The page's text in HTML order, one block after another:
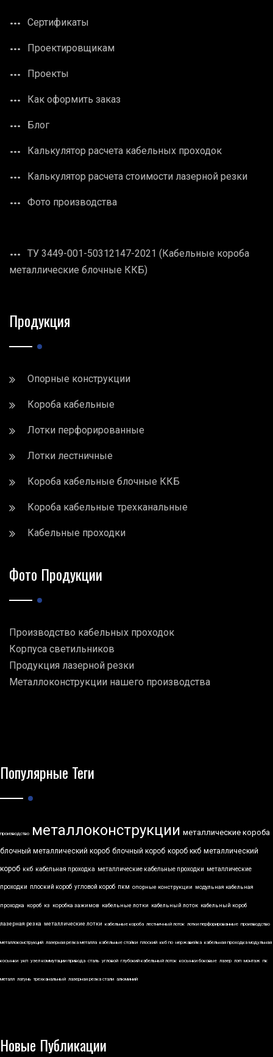
Сертификаты
Проектировщикам
Проекты
Как оформить заказ
Блог
Калькулятор расчета кабельных проходок
Калькулятор расчета стоимости лазерной резки
Фото производства
ТУ 3449-001-50312147-2021 (Кабельные короба
металлические блочные ККБ)
Продукция
Опорные конструкции
Короба кабельные
Лотки перфорированные
Лотки лестничные
Короба кабельные блочные ККБ
Короба кабельные трехканальные
Кабельные проходки
Фото Продукции
Производство кабельных проходок
Корпуса светильников
Продукция лазерной резки
Металлоконструкции нашего производства
Популярные Теги
производство металлоконструкции металлические короба
блочный металлический короб блочный короб короб ккб металлический
короб ккб кабельная проходка металлические кабельные проходки металлические
проходки плоский короб угловой короб пкм опорные конструкции модульная кабельная
проходка короб кз коробка зажимов кабельные лотки кабельный лоток кабельный короб
лазерная резка металлические лотки кабельные короба лестничный лоток лотки перфорированные производство
металлоконструкций лазерная резка металла кабельные стойки плоский ккб по нержавейка кабельная проходка модульная
косынки укп узел коммутации привода сталь угловой глубокий кабельный лоток косынки боковые лазер лэп монтаж пк
металл латунь трехканальный лазерная резка стали алюминий
Новые Публикации